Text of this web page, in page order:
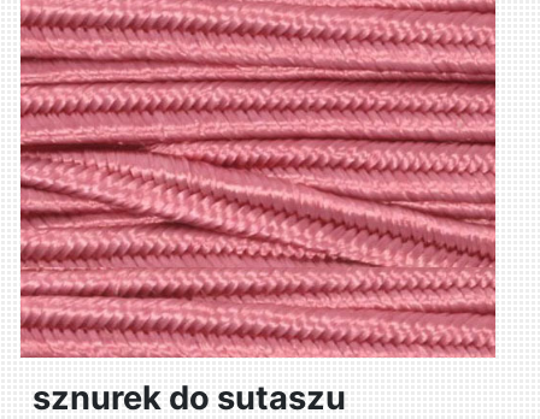
sznurek do sutaszu